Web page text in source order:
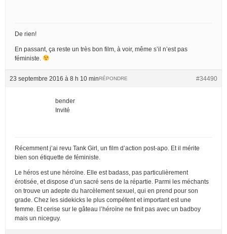
De rien!
En passant, ça reste un très bon film, à voir, même s’il n’est pas
féministe.
23 septembre 2016 à 8 h 10 min #34490
RÉPONDRE
bender
Invité
Récemment j’ai revu Tank Girl, un film d’action post-apo. Et il mérite
bien son étiquette de féministe.
Le héros est une héroïne. Elle est badass, pas particulièrement
érotisée, et dispose d’un sacré sens de la répartie. Parmi les méchants
on trouve un adepte du harcèlement sexuel, qui en prend pour son
grade. Chez les sidekicks le plus compétent et important est une
femme. Et cerise sur le gâteau l’héroïne ne finit pas avec un badboy
mais un niceguy.